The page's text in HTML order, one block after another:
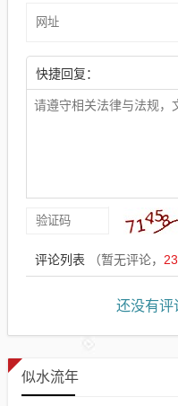
快捷回复：
评论列表 （暂无评论，
还没有评
似水流年